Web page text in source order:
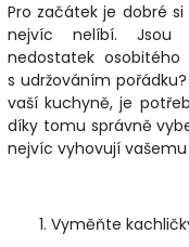
Pro začátek je dobré
nejvíc nelíbí. Jsou
nedostatek
s udržováním
vaší kuchyně, je
díky tomu správně
nejvíc vyhovují vašemu
Vyměňte